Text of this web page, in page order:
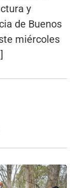
y
de Buenos
miércoles
o
m
p